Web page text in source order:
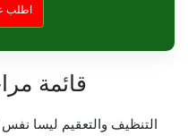
اطلب
قائمة
التنظيف والتعقيم ليسا